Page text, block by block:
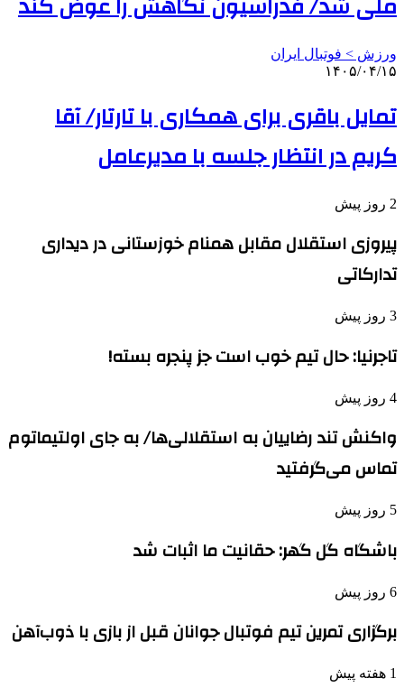
ورزش > فوتبال ایران
۱۴۰۵/۰۴/۱۵
تمایل باقری برای همکاری با تارتار/ آقا
کریم در انتظار جلسه با مدیرعامل
2 روز پیش
پیروزی استقلال مقابل همنام خوزستانی در دیداری
تدارکاتی
3 روز پیش
تاجرنیا: حال تیم خوب است جز پنجره بسته!
4 روز پیش
واکنش تند رضاییان به استقلالی‌ها/ به جای اولتیماتوم
تماس می‌گرفتید
5 روز پیش
باشگاه گل گهر: حقانیت ما اثبات شد
6 روز پیش
برگزاری تمرین تیم فوتبال جوانان قبل از بازی با ذوب‌آهن
1 هفته پیش